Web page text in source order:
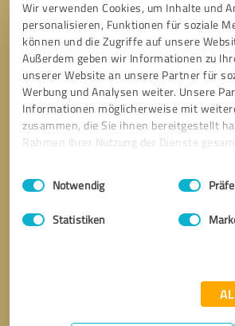
Wir verwenden Cookies, um Inhalte und
personalisieren, Funktionen für soziale
können und die Zugriffe auf unsere
Außerdem geben wir Informationen zu
unserer Website an unsere Partner für
Werbung und Analysen weiter. Unsere
Informationen möglicherweise mit
zusammen, die Sie ihnen bereitgestellt
Rahmen Ihrer Nutzung der Dienste
Impressum Datenschutzbestimmungen
Einwilligungsauswahl
Notwendig
Statistiken
*